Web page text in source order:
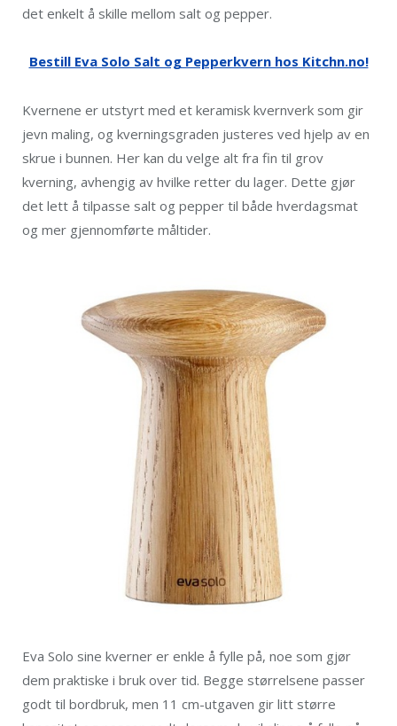
det enkelt å skille mellom salt og pepper.
Bestill Eva Solo Salt og Pepperkvern hos Kitchn.no!
Kvernene er utstyrt med et keramisk kvernverk som gir
jevn maling, og kverningsgraden justeres ved hjelp av en
skrue i bunnen. Her kan du velge alt fra fin til grov
kverning, avhengig av hvilke retter du lager. Dette gjør
det lett å tilpasse salt og pepper til både hverdagsmat
og mer gjennomførte måltider.
Eva Solo sine kverner er enkle å fylle på, noe som gjør
dem praktiske i bruk over tid. Begge størrelsene passer
godt til bordbruk, men 11 cm-utgaven gir litt større